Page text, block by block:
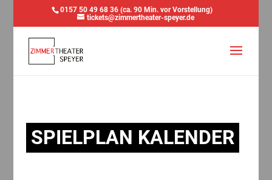
0157 50 49 68 36 (ca. 90 Min. vor Vorstellung)
tickets@zimmertheater-speyer.de
SPIELPLAN KALENDER